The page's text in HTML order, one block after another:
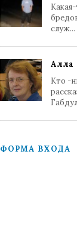
служ...
Алла
Кто -
ФОРМА ВХОДА